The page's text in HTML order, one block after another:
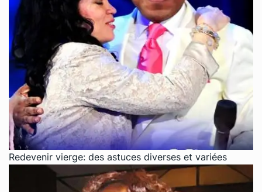
Redevenir vierge: des astuces diverses et variées